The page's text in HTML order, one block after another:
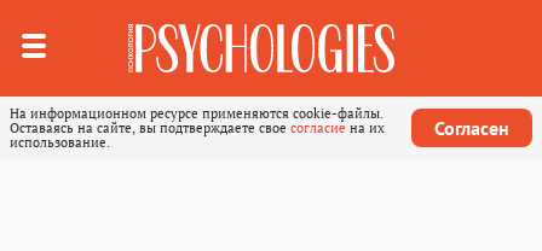
На информационном ресурсе применяются cookie-файлы.
Оставаясь на сайте, вы подтверждаете свое согласие на их
использование.
Согласен